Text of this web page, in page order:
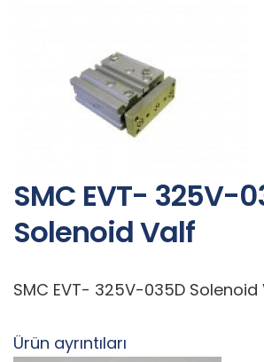
SMC EVT- 325V-
Solenoid Valf
SMC EVT- 325V-035D Solenoid
Ürün ayrıntıları